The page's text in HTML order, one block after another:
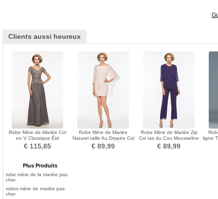
Clients aussi heureux
Robe Mère de Mariée Col
en V Classique Été
Manquant a ligne Appliquer
€ 115,85
Robe Mère de Mariée
Naturel taille Au Drapée Col
ras du Cou Été
€ 89,99
Robe Mère de Mariée Zip
Col ras du Cou Mousseline
de soie Manche Longue
€ 89,99
ligne
Plus Produits
robe mère de la mariée pas
cher
robes mère de mariée pas
cher